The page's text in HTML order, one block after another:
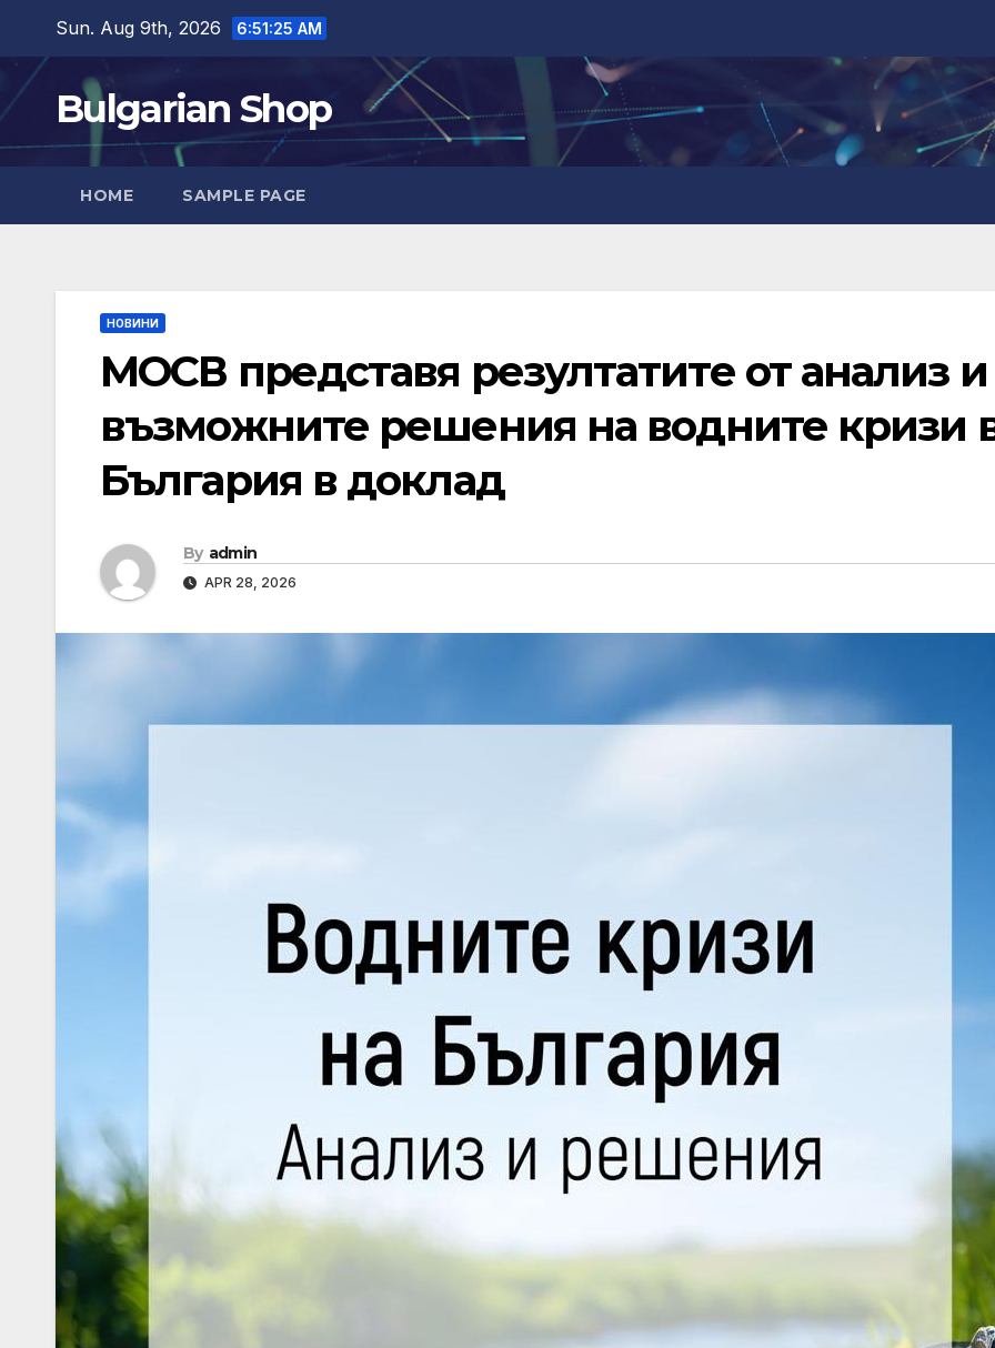
content
Sun. Aug 9th, 2026 6:51:26 AM
Bulgarian Shop
HOME SAMPLE PAGE
НОВИНИ
МОСВ представя резултатите от анализ и
възможните решения на водните кризи
България в доклад
By admin
APR 28, 2026